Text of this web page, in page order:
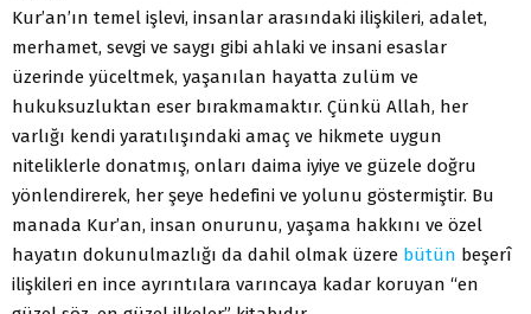
Kur’an’ın temel işlevi, insanlar arasındaki ilişkileri, adalet,
merhamet, sevgi ve saygı gibi ahlaki ve insani esaslar
üzerinde yüceltmek, yaşanılan hayatta zulüm ve
hukuksuzluktan eser bırakmamaktır. Çünkü Allah, her
varlığı kendi yaratılışındaki amaç ve hikmete uygun
niteliklerle donatmış, onları daima iyiye ve güzele doğru
yönlendirerek, her şeye hedefini ve yolunu göstermiştir. Bu
manada Kur’an, insan onurunu, yaşama hakkını ve özel
hayatın dokunulmazlığı da dahil olmak üzere bütün beşerî
ilişkileri en ince ayrıntılara varıncaya kadar koruyan “en